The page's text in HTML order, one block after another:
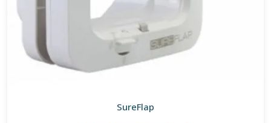
SureFlap